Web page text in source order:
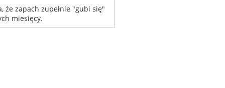
że zapach zupełnie "gubi się"
miesięcy.